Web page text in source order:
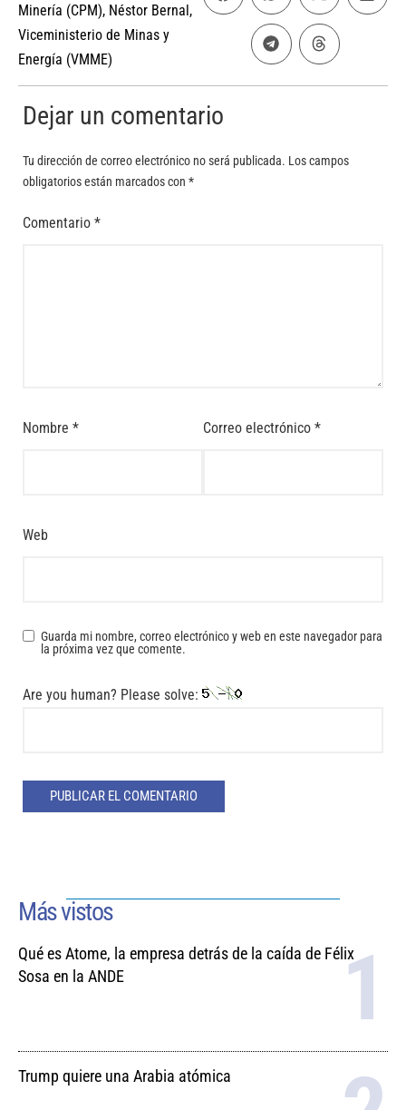
Minería (CPM), Néstor Bernal,
Viceministerio de Minas y
Energía (VMME)
Dejar un comentario
Tu dirección de correo electrónico no será publicada. Los campos
obligatorios están marcados con *
Comentario *
Nombre * Correo electrónico *
Web
Guarda mi nombre, correo electrónico y web en este navegador para
la próxima vez que comente.
Are you human? Please solve:
Más vistos
Qué es Atome, la empresa detrás de la caída de Félix
Sosa en la ANDE
Trump quiere una Arabia atómica